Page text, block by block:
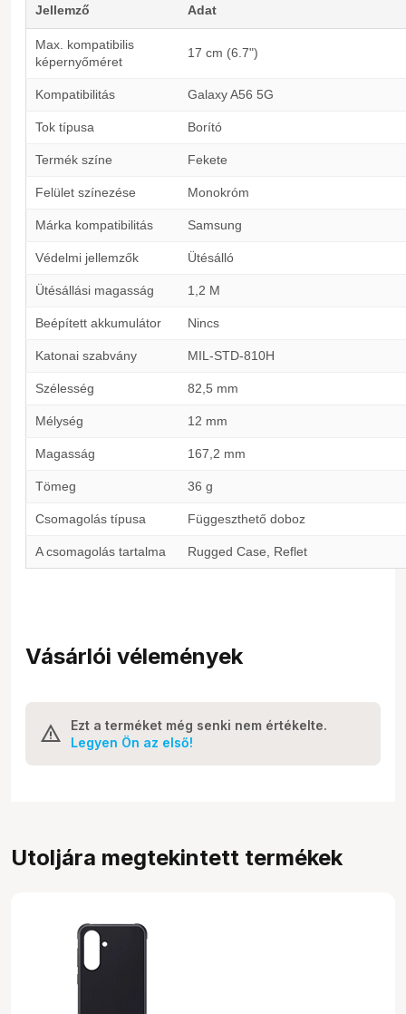
Jellemző Adat
Max. kompatibilis
képernyőméret
17 cm (6.7")
Kompatibilitás Galaxy A56 5G
Tok típusa Borító
Termék színe Fekete
Felület színezése Monokróm
Márka kompatibilitás Samsung
Védelmi jellemzők Ütésálló
Ütésállási magasság 1,2 M
Beépített akkumulátor Nincs
Katonai szabvány MIL-STD-810H
Szélesség 82,5 mm
Mélység 12 mm
Magasság 167,2 mm
Tömeg 36 g
Csomagolás típusa Függeszthető doboz
A csomagolás tartalma Rugged Case, Reflet
Vásárlói vélemények
Ezt a terméket még senki nem értékelte.
Legyen Ön az első!
Utoljára megtekintett termékek